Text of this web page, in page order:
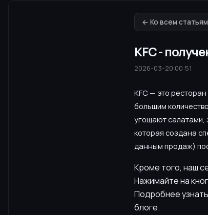
← Ко всем статьям
KFC -
2026-03-20 00:51
KFC — это
большим
угощают салатами,
которая создана
данным продаж)
Кроме того, наш
Нажимайте на
Подробнее
блоге.